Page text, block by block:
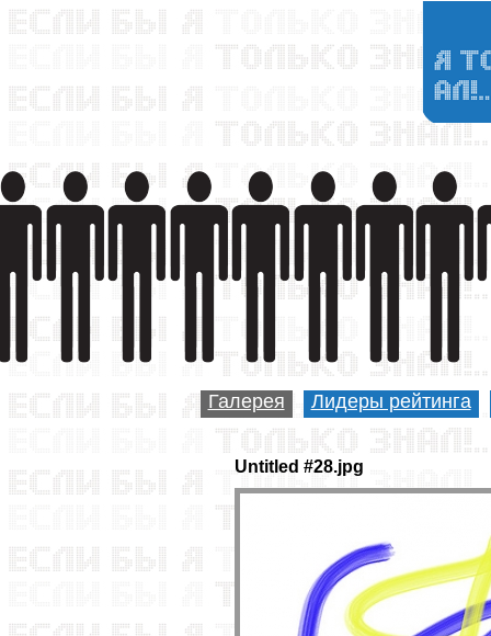
Галерея Лидеры рейтинга
Untitled #28.jpg